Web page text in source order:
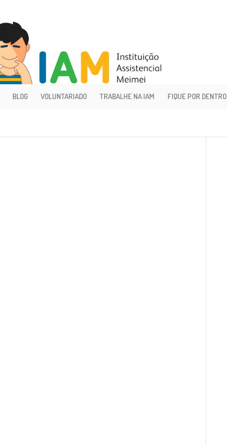
BLOG VOLUNTARIADO TRABALHE NA IAM FIQUE POR DENTRO